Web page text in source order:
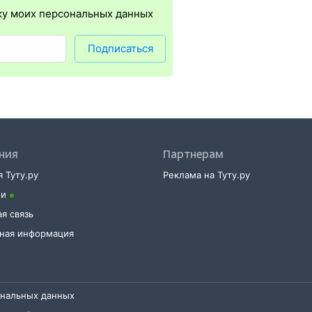
в любое время до отправления поезда в кассе на вокзале либо
моих персональных данных
Подписаться
Туту.ру
связь
информация
Партнерам
Реклама на Туту.ру
данных